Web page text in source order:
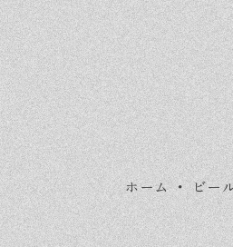
ホーム・ビー